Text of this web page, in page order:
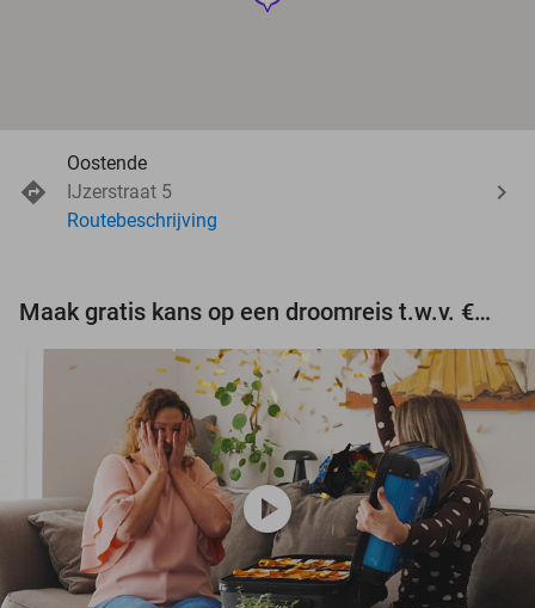
Oostende
IJzerstraat 5
Routebeschrijving
Maak gratis kans op een droomreis t.w.v. €3.000!
play_circle